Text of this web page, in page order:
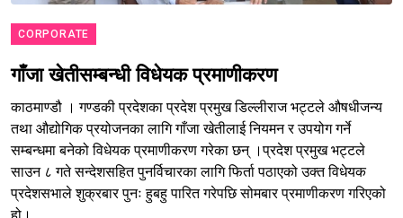
CORPORATE
गाँजा खेतीसम्बन्धी विधेयक प्रमाणीकरण
काठमाण्डौ । गण्डकी प्रदेशका प्रदेश प्रमुख डिल्लीराज भट्टले औषधीजन्य
तथा औद्योगिक प्रयोजनका लागि गाँजा खेतीलाई नियमन र उपयोग गर्ने
सम्बन्धमा बनेको विधेयक प्रमाणीकरण गरेका छन् ।प्रदेश प्रमुख भट्टले
साउन ८ गते सन्देशसहित पुनर्विचारका लागि फिर्ता पठाएको उक्त विधेयक
प्रदेशसभाले शुक्रबार पुनः हुबहु पारित गरेपछि सोमबार प्रमाणीकरण गरिएको